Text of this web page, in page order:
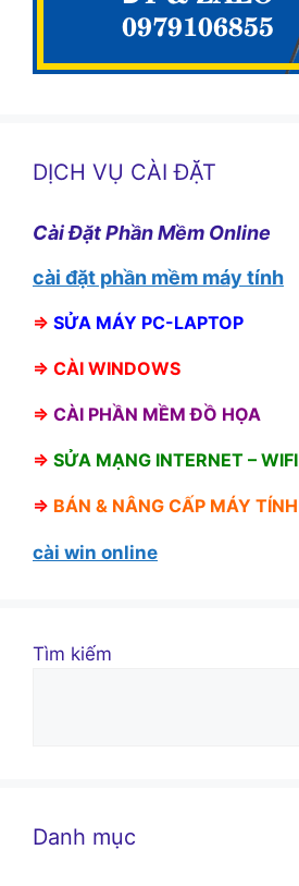
DỊCH VỤ CÀI ĐẶT
Cài Đặt Phần Mềm Online
cài đặt phần mềm máy tính
⇒ SỬA MÁY PC-LAPTOP
⇒ CÀI WINDOWS
⇒ CÀI PHẦN MỀM ĐỒ HỌA
⇒ SỬA MẠNG INTERNET – WIFI
⇒ BÁN & NÂNG CẤP MÁY TÍNH
cài win online
Tìm kiếm
Danh mục